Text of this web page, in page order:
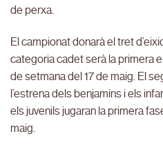
de perxa.
El campionat donarà el tret
categoria cadet serà la primera
de setmana del 17 de maig. El
l’estrena dels benjamins i els
els juvenils jugaran la primera
maig.